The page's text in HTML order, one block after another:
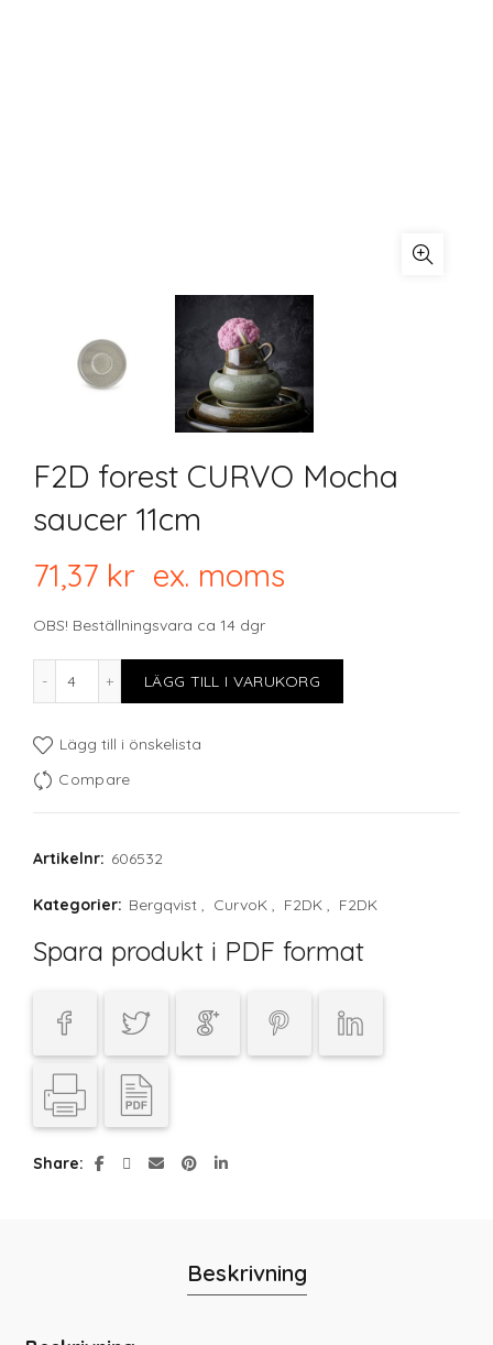
F2D forest CURVO Mocha
saucer 11cm
71,37 kr ex. moms
OBS! Beställningsvara ca 14 dgr
F2D forest CURVO Mocha saucer 11cm mängd
LÄGG TILL I VARUKORG
Lägg till i önskelista
Compare
Artikelnr: 606532
Kategorier: Bergqvist , CurvoK , F2DK , F2DK
Spara produkt i PDF format
Share
Beskrivning